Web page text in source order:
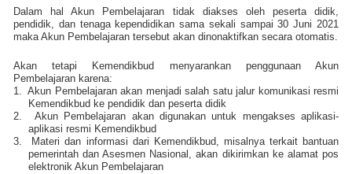
Dalam hal Akun Pembelajaran tidak diakses oleh peserta didik,
pendidik, dan tenaga kependidikan sama sekali sampai 30 Juni 2021
maka Akun Pembelajaran tersebut akan dinonaktifkan secara otomatis.
Akan tetapi Kemendikbud menyarankan penggunaan Akun
Pembelajaran karena:
1. Akun Pembelajaran akan menjadi salah satu jalur komunikasi resmi
Kemendikbud ke pendidik dan peserta didik
2.
Akun Pembelajaran akan digunakan untuk mengakses aplikasi-
aplikasi resmi Kemendikbud
3.
Materi dan informasi dari Kemendikbud, misalnya terkait bantuan
pemerintah dan Asesmen Nasional, akan dikirimkan ke alamat pos
elektronik Akun Pembelajaran